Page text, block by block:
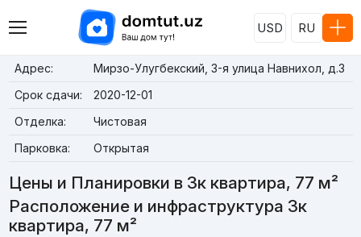
USD RU
Адрес:
Мирзо-Улугбекский, 3-я улица Навнихол, д.3
Срок сдачи:
2020-12-01
Отделка:
Чистовая
Парковка:
Открытая
Цены и Планировки в 3к квартира, 77 м²
Расположение и инфраструктура 3к
квартира, 77 м²